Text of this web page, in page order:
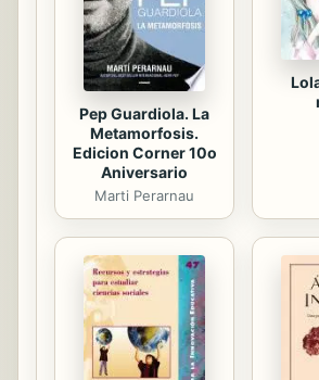
mataderos.
porbacterias
Pep Guardiola. La
Metamorfosis.
Edicion Corner 10o
Aniversario
Marti Perarnau